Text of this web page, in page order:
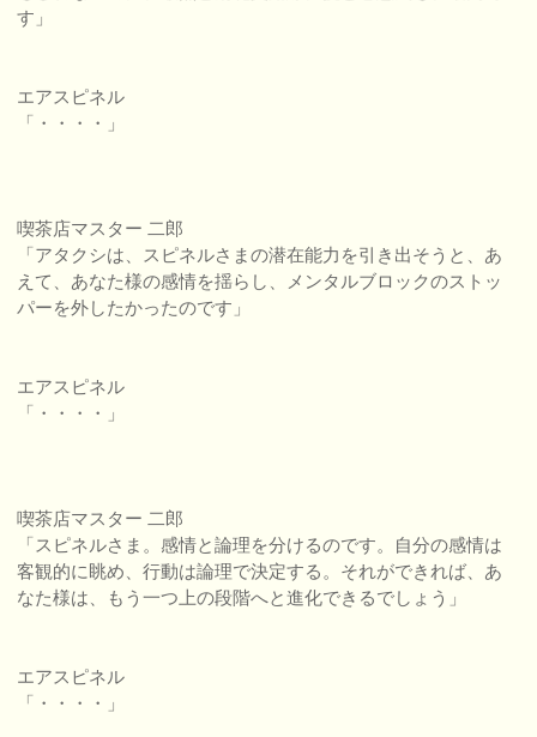
す」
エアスピネル
「・・・・」
喫茶店マスター 二郎
「アタクシは、スピネルさまの潜在能力を引き出そうと、あ
えて、あなた様の感情を揺らし、メンタルブロックのストッ
パーを外したかったのです」
エアスピネル
「・・・・」
喫茶店マスター 二郎
「スピネルさま。感情と論理を分けるのです。自分の感情は
客観的に眺め、行動は論理で決定する。それができれば、あ
なた様は、もう一つ上の段階へと進化できるでしょう」
エアスピネル
「・・・・」